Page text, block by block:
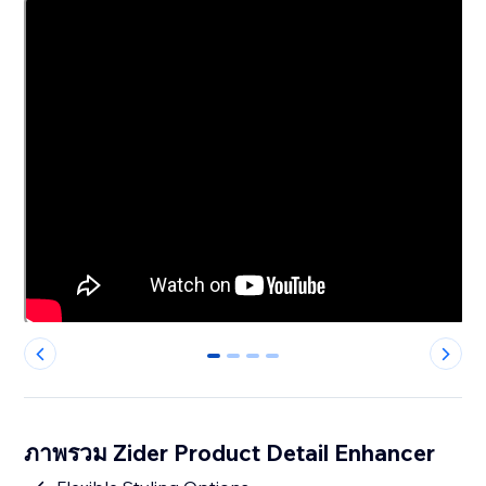
0 1 2 3
ภาพรวม Zider Product Detail Enhancer